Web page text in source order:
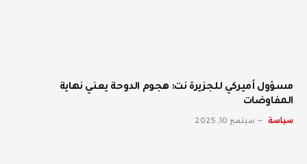
مسؤول أميركي للجزيرة نت: هجوم الدوحة يعني نهاية
المفاوضات
سياسة سبتمبر 10, 2025